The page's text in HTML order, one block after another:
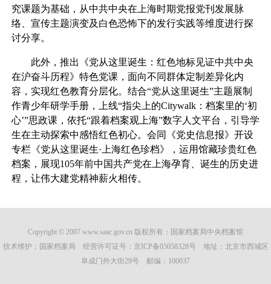
究课题为基础，从中共中央在上海时期党报党刊发展脉
络、宣传主题演变及白色恐怖下的发行实践等维度进行探
讨分享。
此外，推出《党从这里诞生：红色地标见证中共中央
在沪奋斗历程》特色党课，面向不同群体定制差异化内
容，实现红色教育分层化。结合“党从这里诞生”主题展制
作青少年研学手册，上线“指尖上的Citywalk：档案里的‘初
心’”思政课，依托“跟着档案观上海”数字人文平台，引导学
生在主动探索中感悟红色初心。会同《党史信息报》开设
专栏《党从这里诞生·上海红色珍档》，运用馆藏珍贵红色
档案，展现105年前中国共产党在上海孕育、诞生的历史进
程，让伟大建党精神薪火相传。
Copyright © 2007 www.saac.gov.cn 版权所有：国家档案局中央档案馆
技术维护：国家档案局 经营许可证号： 京ICP备05058328号地址：北京市西城区
阜成门外大街29号 邮编：100037